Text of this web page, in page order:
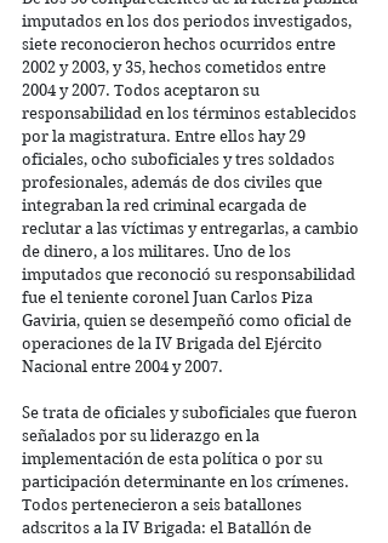
imputados en los dos periodos investigados,
siete reconocieron hechos ocurridos entre
2002 y 2003, y 35, hechos cometidos entre
2004 y 2007. Todos aceptaron su
responsabilidad en los términos establecidos
por la magistratura. Entre ellos hay 29
oficiales, ocho suboficiales y tres soldados
profesionales, además de dos civiles que
integraban la red criminal ecargada de
reclutar a las víctimas y entregarlas, a cambio
de dinero, a los militares. Uno de los
imputados que reconoció su responsabilidad
fue el teniente coronel Juan Carlos Piza
Gaviria, quien se desempeñó como oficial de
operaciones de la IV Brigada del Ejército
Nacional entre 2004 y 2007.
Se trata de oficiales y suboficiales que fueron
señalados por su liderazgo en la
implementación de esta política o por su
participación determinante en los crímenes.
Todos pertenecieron a seis batallones
adscritos a la IV Brigada: el Batallón de